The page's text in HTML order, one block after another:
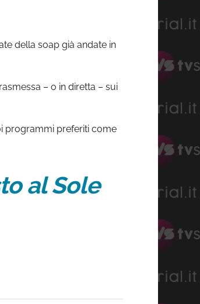
della soap già andate in
– o in diretta – sui
programmi preferiti come
al Sole